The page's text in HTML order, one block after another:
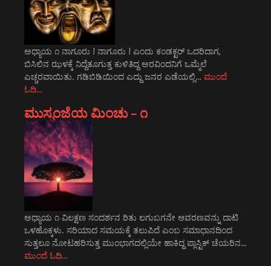
ಅಧ್ಯಾಯ ೧ ನಾಗೂರು ! ನಾಗೂರು ! ಎಂದು ಕಂಡಕ್ಟರ್ ಒದರಿದಾಗ,
ಬಿಸಿಲಿನ ಝಳಕ್ಕೆ ನಿದ್ದೆತೂಗುತ್ತ ಕುಳಿತಿದ್ದ ಅರವಿಂದನಿಗೆ ಒಮ್ಮೆಲೆ
ಎಚ್ಚರವಾಯಿತು. ಗಡಿಬಿಡಿಯಿಂದ ಎದ್ದು ಜನರ ಎಡೆಯಲ್ಲಿ… ಮುಂದೆ
ಓದಿ…
ಮುಸ್ಸಂಜೆಯ ಮಿಂಚು – ೧
ಅಧ್ಯಾಯ ೧ ವಿಲಕ್ಷಣ ಸಂದರ್ಶನ ರಿತು ಲಗುಬಗನೇ ಆವರಣವನ್ನು ದಾಟಿ
ಒಳಹೊಕ್ಕಳು. ಸರಿಯಾದ ಸಮಯಕ್ಕೆ ತಲುಪಿದೆ ಎಂಬ ಸಮಾಧಾನದಿಂದ
ಸುತ್ತಲೂ ನೋಟಹರಿಸುತ್ತ ಮುಂಭಾಗದಲ್ಲಿಯೇ ಹಾಕಿದ್ದ ಪ್ಲಾಸ್ಟಿಕ್ ಚೆಯರಿನ…
ಮುಂದೆ ಓದಿ…